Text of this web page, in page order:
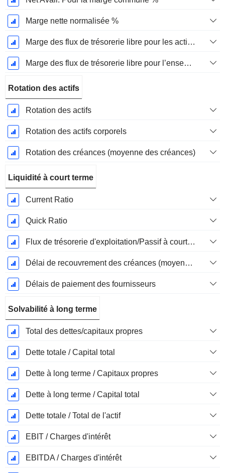
Marge nette normalisée %
Marge des flux de trésorerie libre pour les actionnaires
Marge des flux de trésorerie libre pour l’ensemble des pourvoyeurs de fonds
Rotation des actifs
Rotation des actifs
Rotation des actifs corporels
Rotation des créances (moyenne des créances)
Liquidité à court terme
Current Ratio
Quick Ratio
Flux de trésorerie d'exploitation/Passif à court terme
Délai de recouvrement des créances (moyenne des créances)
Délais de paiement des fournisseurs
Solvabilité à long terme
Total des dettes/capitaux propres
Dette totale / Capital total
Dette à long terme / Capitaux propres
Dette à long terme / Capital total
Dette totale / Total de l'actif
EBIT / Charges d'intérêt
EBITDA / Charges d'intérêt